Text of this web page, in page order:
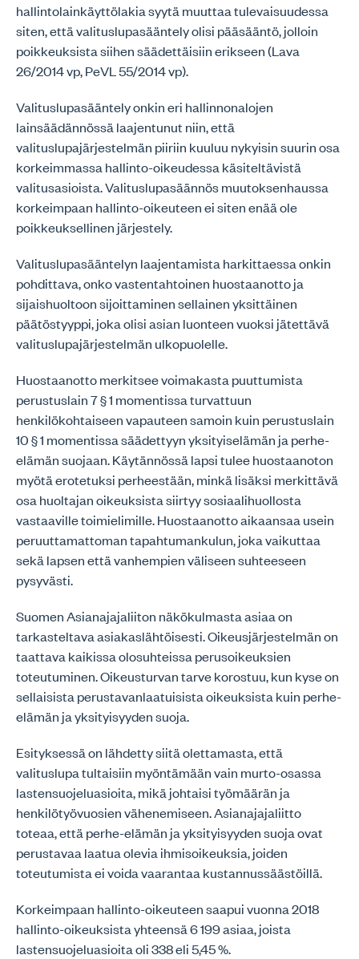
hallintolainkäyttölakia syytä muuttaa tulevaisuudessa
siten, että valituslupasääntely olisi pääsääntö, jolloin
poikkeuksista siihen säädettäisiin erikseen (Lava
26/2014 vp, PeVL 55/2014 vp).
Valituslupasääntely onkin eri hallinnonalojen
lainsäädännössä laajentunut niin, että
valituslupajärjestelmän piiriin kuuluu nykyisin suurin osa
korkeimmassa hallinto-oikeudessa käsiteltävistä
valitusasioista. Valituslupasäännös muutoksenhaussa
korkeimpaan hallinto-oikeuteen ei siten enää ole
poikkeuksellinen järjestely.
Valituslupasääntelyn laajentamista harkittaessa onkin
pohdittava, onko vastentahtoinen huostaanotto ja
sijaishuoltoon sijoittaminen sellainen yksittäinen
päätöstyyppi, joka olisi asian luonteen vuoksi jätettävä
valituslupajärjestelmän ulkopuolelle.
Huostaanotto merkitsee voimakasta puuttumista
perustuslain 7 § 1 momentissa turvattuun
henkilökohtaiseen vapauteen samoin kuin perustuslain
10 § 1 momentissa säädettyyn yksityiselämän ja perhe-
elämän suojaan. Käytännössä lapsi tulee huostaanoton
myötä erotetuksi perheestään, minkä lisäksi merkittävä
osa huoltajan oikeuksista siirtyy sosiaalihuollosta
vastaaville toimielimille. Huostaanotto aikaansaa usein
peruuttamattoman tapahtumankulun, joka vaikuttaa
sekä lapsen että vanhempien väliseen suhteeseen
pysyvästi.
Suomen Asianajajaliiton näkökulmasta asiaa on
tarkasteltava asiakaslähtöisesti. Oikeusjärjestelmän on
taattava kaikissa olosuhteissa perusoikeuksien
toteutuminen. Oikeusturvan tarve korostuu, kun kyse on
sellaisista perustavanlaatuisista oikeuksista kuin perhe-
elämän ja yksityisyyden suoja.
Esityksessä on lähdetty siitä olettamasta, että
valituslupa tultaisiin myöntämään vain murto-osassa
lastensuojeluasioita, mikä johtaisi työmäärän ja
henkilötyövuosien vähenemiseen. Asianajajaliitto
toteaa, että perhe-elämän ja yksityisyyden suoja ovat
perustavaa laatua olevia ihmisoikeuksia, joiden
toteutumista ei voida vaarantaa kustannussäästöillä.
Korkeimpaan hallinto-oikeuteen saapui vuonna 2018
hallinto-oikeuksista yhteensä 6 199 asiaa, joista
lastensuojeluasioita oli 338 eli 5,45 %.